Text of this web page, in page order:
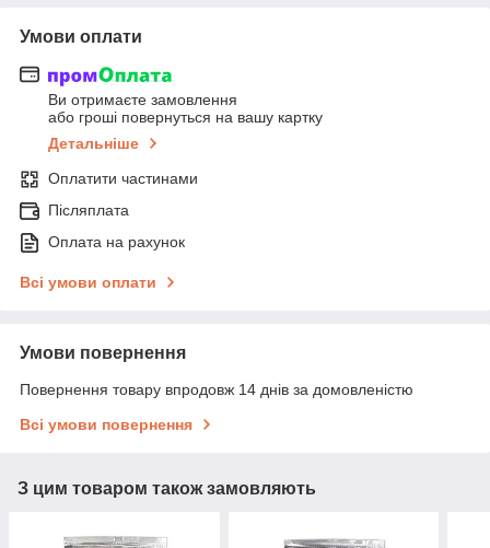
Умови оплати
Ви отримаєте замовлення
або гроші повернуться на вашу картку
Детальніше
Оплатити частинами
Післяплата
Оплата на рахунок
Всі умови оплати
Умови повернення
Повернення товару впродовж 14 днів за домовленістю
Всі умови повернення
З цим товаром також замовляють